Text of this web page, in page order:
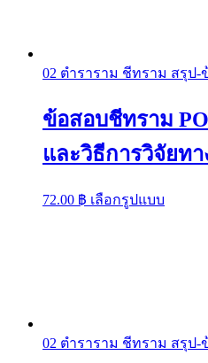
02 ตำราราม ชีทราม สรุป-
ข้อสอบชีทราม
และวิธีการวิจัยท
72.00 ฿ เลือกรูปแบบ
product
chosen
on
02 ตำราราม ชีทราม สรุป-